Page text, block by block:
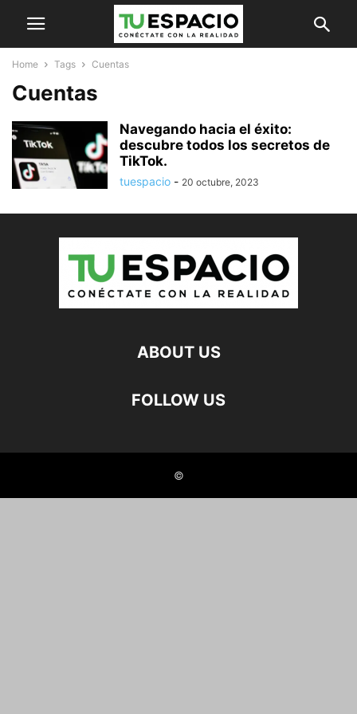
Home Tags Cuentas
Cuentas
Navegando hacia el éxito:
descubre todos los secretos de
TikTok.
tuespacio - 20 octubre, 2023
ABOUT US
FOLLOW US
©